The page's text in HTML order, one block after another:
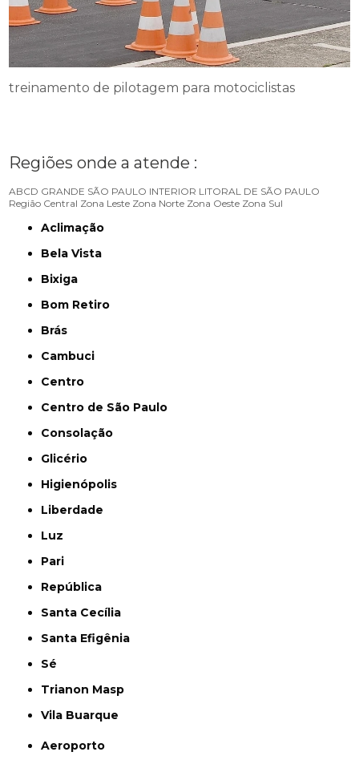
treinamento de pilotagem para motociclistas
Regiões onde a atende :
ABCD GRANDE SÃO PAULO INTERIOR LITORAL DE SÃO PAULO
Região Central Zona Leste Zona Norte Zona Oeste Zona Sul
Aclimação
Bela Vista
Bixiga
Bom Retiro
Brás
Cambuci
Centro
Centro de São Paulo
Consolação
Glicério
Higienópolis
Liberdade
Luz
Pari
República
Santa Cecília
Santa Efigênia
Sé
Trianon Masp
Vila Buarque
Aeroporto